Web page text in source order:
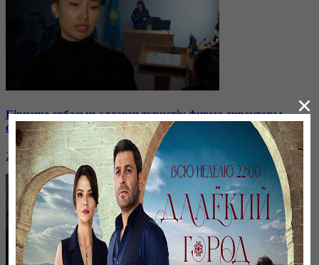
Бірнеше отбасын алдаған туристік фирма директоры
сотталып жатыр
26 января, 19:36
×